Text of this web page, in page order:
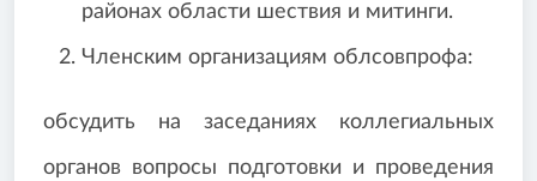
районах области шествия и митинги.
Членским организациям облсовпрофа:
обсудить на заседаниях коллегиальных
органов вопросы подготовки и проведения